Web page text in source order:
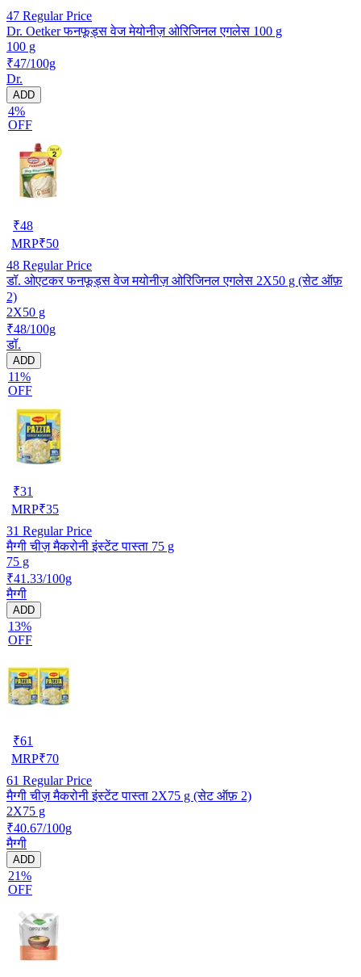
47 Regular Price
Dr. Oetker फनफूड्स वेज मेयोनीज़ ओरिजिनल एगलेस 100 g
100 g
₹47/100g
Dr.
ADD
4%
OFF
₹48
MRP₹50
48 Regular Price
डॉ. ओएटकर फनफूड्स वेज मयोनीज़ ओरिजिनल एगलेस 2X50 g (सेट ऑफ़
2)
2X50 g
₹48/100g
डॉ.
ADD
11%
OFF
₹31
MRP₹35
31 Regular Price
मैग्गी चीज़ मैकरोनी इंस्टेंट पास्ता 75 g
75 g
₹41.33/100g
मैग्गी
ADD
13%
OFF
₹61
MRP₹70
61 Regular Price
मैग्गी चीज़ मैकरोनी इंस्टेंट पास्ता 2X75 g (सेट ऑफ़ 2)
2X75 g
₹40.67/100g
मैग्गी
ADD
21%
OFF